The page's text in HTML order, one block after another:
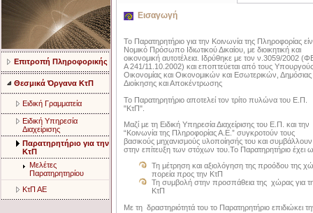
Επιτροπή Πληροφορικής
Θεσμικά Όργανα ΚτΠ
Ειδική Γραμματεία
Ειδική Υπηρεσία
Διαχείρισης
Παρατηρητήριο για την
ΚτΠ
Μελέτες
Παρατηρητηρίου
ΚτΠ ΑΕ
Εισαγωγή
Το Παρατηρητήριο για την Κοινωνία της Πληροφορίας
Νομικό Πρόσωπο Ιδιωτικού Δικαίου, με διοικητική και
οικονομική αυτοτέλεια. Ιδρύθηκε με τον ν.3059/2002
Α 241/11.10.2002) και εποπτεύεται από τους Υπουργούς
Οικονομίας και Οικονομικών και Εσωτερικών, Δημόσιας
Διοίκησης και Αποκέντρωσης
Το Παρατηρητήριο αποτελεί τον τρίτο πυλώνα του Ε.Π.
"ΚτΠ".
Μαζί µε τη Ειδική Υπηρεσία Διαχείρισης του Ε.Π. και την
“Κοινωνία της Πληροφορίας Α.Ε.” συγκροτούν τους
βασικούς μηχανισμούς υλοποίησής του και συμβάλλουν
στην επίτευξη των στόχων του.To Παρατηρητήριο έχει
Τη μέτρηση και αξιολόγηση της προόδου της
πορεία προς την ΚτΠ
Τη συμβολή στην προσπάθεια της χώρας για
ΚτΠ
Με τη δραστηριότητά του το Παρατηρητήριο επιδιώκει